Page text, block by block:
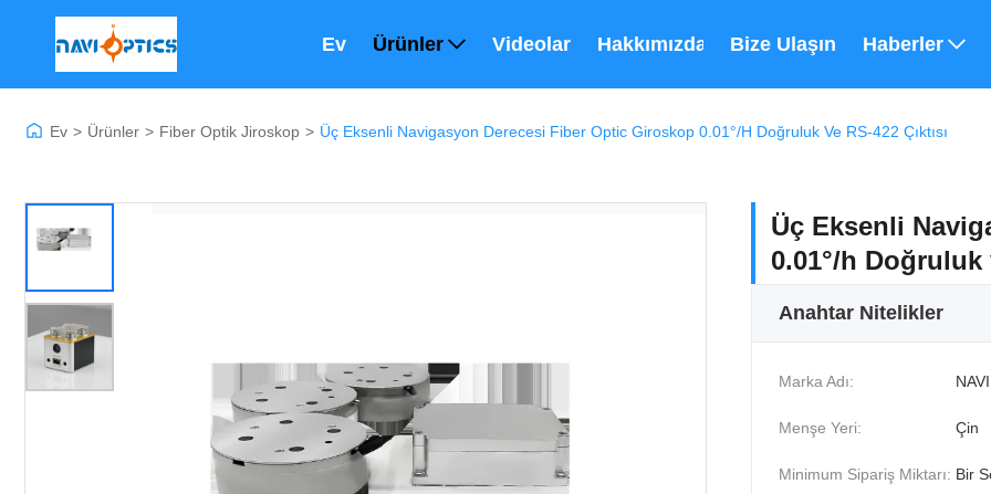
Ev Ürünler Videolar Hakkımızda Bize Ulaşın Haberler
Ev > Ürünler > Fiber Optik Jiroskop > Üç Eksenli Navigasyon Derecesi Fiber Optic Giroskop 0.01°/h Doğruluk Ve RS-422 Çıktısı
Üç Eksenli
0.01°/h Doğruluk
Anahtar Nitelikler
Marka Adı:
Menşe Yeri: Çin
Minimum Sipariş Miktarı: Bir